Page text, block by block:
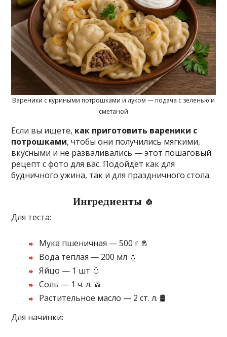
Вареники с куриными потрошками и луком — подача с зеленью и
сметаной
Если вы ищете, как приготовить вареники с
потрошками, чтобы они получились мягкими,
вкусными и не разваливались — этот пошаговый
рецепт с фото для вас. Подойдёт как для
будничного ужина, так и для праздничного стола.
Ингредиенты 🧄
Для теста:
Мука пшеничная — 500 г 🧂
Вода тёплая — 200 мл 💧
Яйцо — 1 шт 🥚
Соль — 1 ч. л. 🧂
Растительное масло — 2 ст. л. 🛢️
Для начинки: